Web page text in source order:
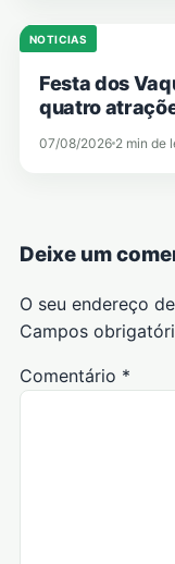
NOTICIAS
Festa dos
quatro
07/08/2026 2 min de
Deixe um
O seu endereço
Campos
Comentário *